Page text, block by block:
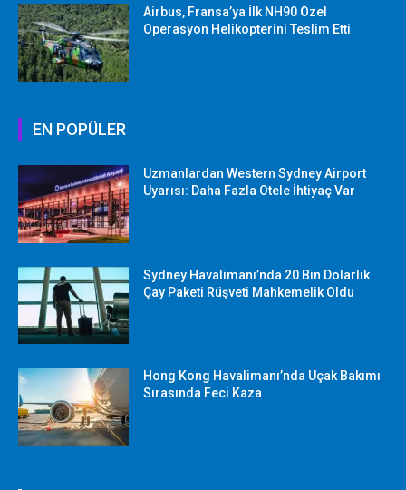
Airbus, Fransa’ya İlk NH90 Özel
Operasyon Helikopterini Teslim Etti
EN POPÜLER
Uzmanlardan Western Sydney Airport
Uyarısı: Daha Fazla Otele İhtiyaç Var
Sydney Havalimanı’nda 20 Bin Dolarlık
Çay Paketi Rüşveti Mahkemelik Oldu
Hong Kong Havalimanı’nda Uçak Bakımı
Sırasında Feci Kaza